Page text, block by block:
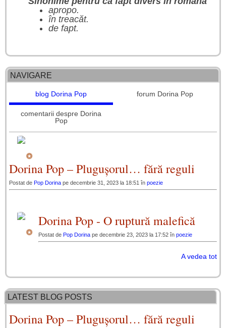
apropo.
în treacăt.
de fapt.
NAVIGARE
blog Dorina Pop forum Dorina Pop
comentarii despre Dorina
Pop
Dorina Pop – Plugușorul… fără reguli
Postat de Pop Dorina pe decembrie 31, 2023 la 18:51 în poezie
Dorina Pop - O ruptură malefică
Postat de Pop Dorina pe decembrie 23, 2023 la 17:52 în poezie
A vedea tot
LATEST BLOG POSTS
Dorina Pop – Plugușorul… fără reguli